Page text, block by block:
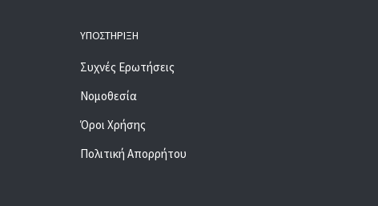
ΥΠΟΣΤΉΡΙΞΗ
Συχνές Ερωτήσεις
Νομοθεσία
Όροι Χρήσης
Πολιτική Απορρήτου